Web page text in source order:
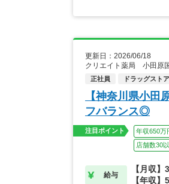
更新日：2026/06/18
クリエイト薬局 小田原
正社員 ドラッグスト
【神奈川県小田
フバランス◎
注目ポイント 年収650万
店舗数30
給与
【月収
【年収